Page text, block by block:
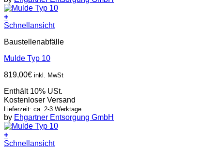
+
Schnellansicht
Baustellenabfälle
Mulde Typ 10
819,00€ inkl. MwSt
Enthält 10% USt.
Kostenloser Versand
Lieferzeit: ca. 2-3 Werktage
by Ehgartner Entsorgung GmbH
+
Schnellansicht